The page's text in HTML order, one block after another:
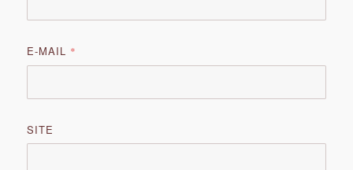
E-MAIL *
SITE